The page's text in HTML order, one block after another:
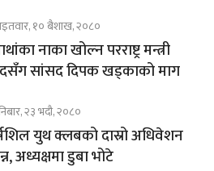
१० बैशाख, २०८०
नाका खोल्न परराष्ट्र मन्त्री
सांसद दिपक खड्काको माग
२३ भदौ, २०८०
युथ क्लबको दास्रो अधिवेशन
अध्यक्षमा डुबा भोटे